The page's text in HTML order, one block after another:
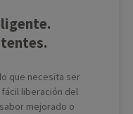
que necesita ser
liberación del
mejorado o